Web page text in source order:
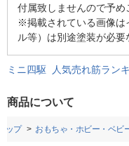
付属致しませんので予め
※掲載されている画像は
ル等）は別途塗装が必要
ミニ四駆 人気売れ筋ラン
商品について
ップ おもちゃ・ホビー・ベビ